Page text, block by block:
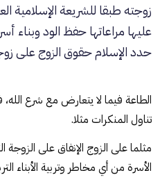
زوجته طبقا للشريعة الإسلامية
عليها مراعاتها حفظ الود وبناء
حدد الإسلام حقوق الزوج على
الطاعة فيما لا يتعارض مع شرع الله،
تناول المنكرات مثلا.
مثلما على الزوج الإنفاق على الزوجة
الأسرة من أي مخاطر وتربية الأبناء